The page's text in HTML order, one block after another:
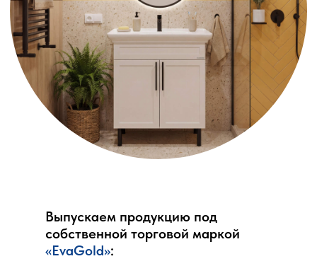
Выпускаем продукцию под
собственной торговой маркой
«EvaGold»: